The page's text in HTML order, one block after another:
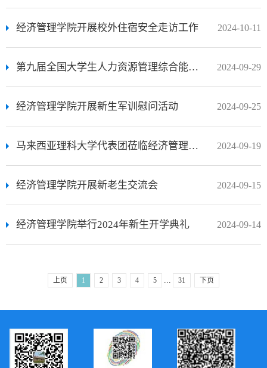
经济管理学院开展校外住宿安全走访工作 2024-10-11
第九届全国大学生人力资源管理综合能力竞赛 本科组第三赛区比赛顺利举行 2024-09-29
经济管理学院开展新生军训慰问活动 2024-09-25
马来西亚理科大学代表团莅临经济管理学院交流访问 2024-09-19
经济管理学院开展新老生交流会 2024-09-15
经济管理学院举行2024年新生开学典礼 2024-09-14
上页 1 2 3 4 5 ... 31 下页